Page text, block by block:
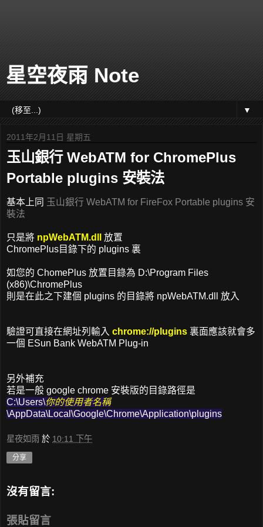
星空夜雨 Note
▼
2011年2月11日 星期五
玉山銀行 WebATM for ChromePlus
Portable plugins 安裝法
基本上同 玉山銀行 WebATM for FireFox Portable plugins 安
裝法
只是將 npWebATM.dll
放置
ChromePlus目錄下的 plugins 裏
如您的 ChomePlus 放置目錄為 D:\Program Files
(x86)\ChromePlus
則是在此之下建個 plugins 的目錄將 npWebATM.dll 放入
驗證可直接在網址列輸入 chrome://plugins 裏面應該就會多
一個 ESun Bank WebATM Plug-in
另外補充
若是一般 google chrome 安裝版的目錄路徑是
C:\Users\你的使用者名稱
\AppData\Local\Google\Chrome\Application\plugins
星夜如雨 於 10:11 下午
分享
沒有留言:
張貼留言